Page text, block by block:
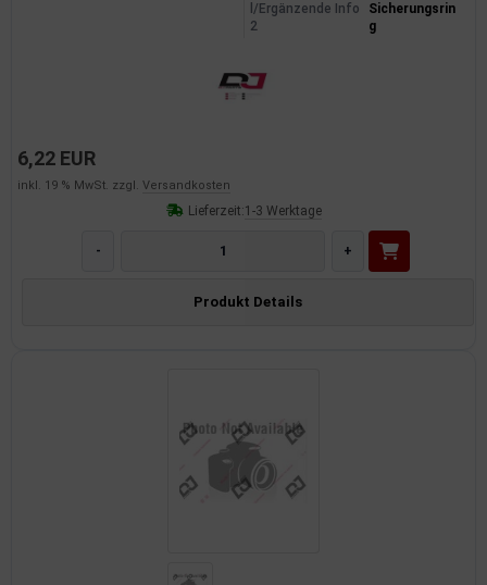
l/Ergänzende Info
2
Sicherungsrin
g
6,22 EUR
inkl. 19 % MwSt. zzgl. Versandkosten
Lieferzeit:1-3 Werktage
- +
Produkt Details